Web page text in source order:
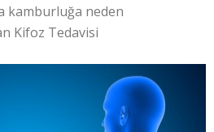
kamburluğa neden
Kifoz Tedavisi